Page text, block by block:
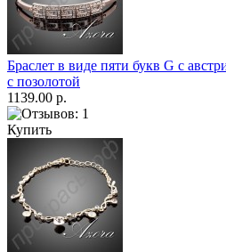
Браслет в виде пяти букв G с
с позолотой
1139.00 р.
Купить